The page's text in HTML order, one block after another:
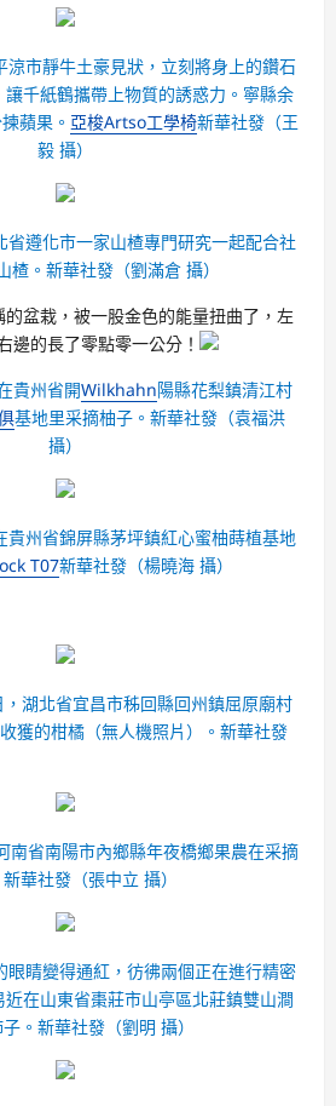
涼市靜牛土豪見狀，立刻將身上的鑽石
千紙鶴攜帶上物質的誘惑力。寧縣余
蘋果。 亞梭Artso工學椅新華社發（王
毅 攝）
省遵化市一家山楂專門研究一起配合社
楂。 新華社發（劉滿倉 攝）
盆栽，被一股金色的能量扭曲了，左
邊的長了零點零一公分！
貴州省開Wilkhahn陽縣花梨鎮清江村
基地里采摘柚子。 新華社發（袁福洪
攝）
貴州省錦屏縣茅坪鎮紅心蜜柚蒔植基地
T07新華社發（楊曉海 攝）
，湖北省宜昌市秭回縣回州鎮屈原廟村
獲的柑橘（無人機照片）。 新華社發
南省南陽市內鄉縣年夜橋鄉果農在采摘
新華社發（張中立 攝）
眼睛變得通紅，彷彿兩個正在進行精密
在山東省棗莊市山亭區北莊鎮雙山澗
。 新華社發（劉明 攝）